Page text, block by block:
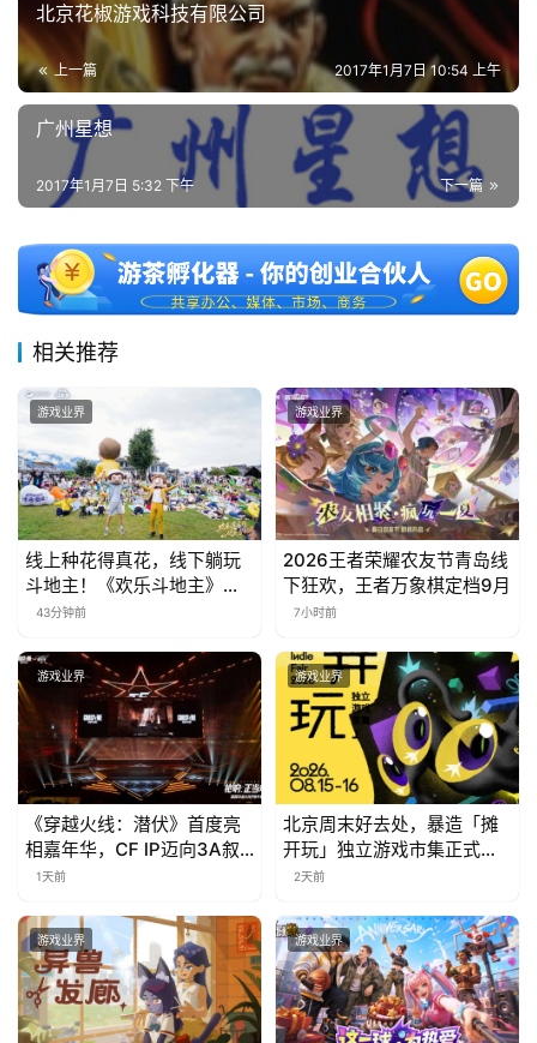
海
站
文
(
中
国
北京花椒游戏科技有限公司
上一篇 2017年1月7日 10:54 上午
广州星想
下一篇
2017年1月7日 5:32 下午
相关推荐
游戏业界
线上种花得真花，线下躺玩
斗地主！《欢乐斗地主》欢
乐中国行·云南站精彩盘点
43分钟前
游戏业界
2026王者荣耀农友节青岛线
下狂欢，王者万象棋定档9月
7小时前
游戏业界
《穿越火线：潜伏》首度亮
相嘉年华，CF IP迈向3A叙
事新高度
1天前
游戏业界
北京周末好去处，暴造「摊
开玩」独立游戏市集正式开
票！
2天前
游戏业界 游戏业界